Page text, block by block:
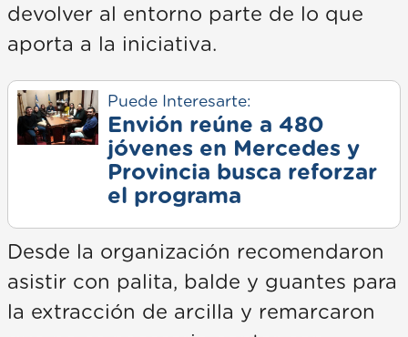
devolver al entorno parte de lo que
aporta a la iniciativa.
Puede Interesarte:
Envión reúne a 480
jóvenes en Mercedes y
Provincia busca reforzar
el programa
Desde la organización recomendaron
asistir con palita, balde y guantes para
la extracción de arcilla y remarcaron